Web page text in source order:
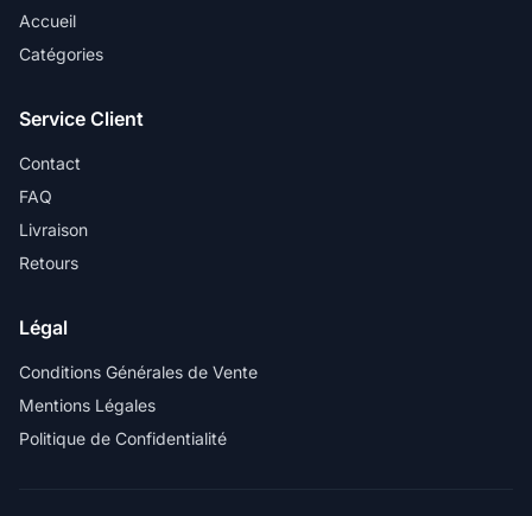
Accueil
Catégories
Service Client
Contact
FAQ
Livraison
Retours
Légal
Conditions Générales de Vente
Mentions Légales
Politique de Confidentialité